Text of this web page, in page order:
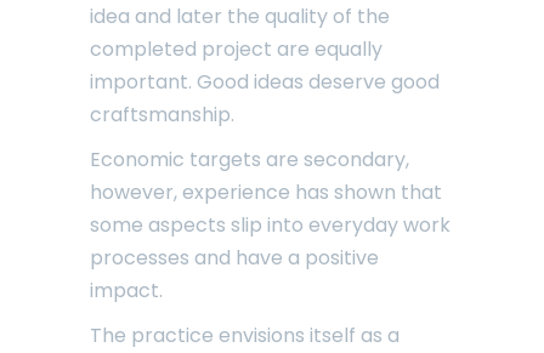
idea and later the quality of the
completed project are equally
important. Good ideas deserve good
craftsmanship.
Economic targets are secondary,
however, experience has shown that
some aspects slip into everyday work
processes and have a positive
impact.
The practice envisions itself as a